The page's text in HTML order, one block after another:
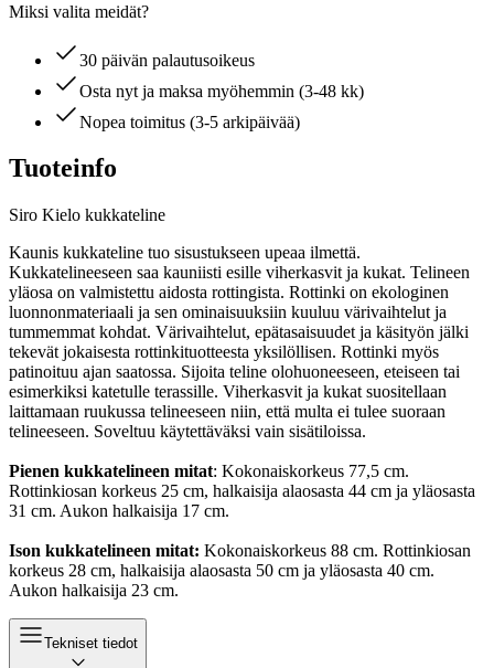
Miksi valita meidät?
30 päivän palautusoikeus
Osta nyt ja maksa myöhemmin (3-48 kk)
Nopea toimitus (3-5 arkipäivää)
Tuoteinfo
Siro Kielo kukkateline
Kaunis kukkateline tuo sisustukseen upeaa ilmettä.
Kukkatelineeseen saa kauniisti esille viherkasvit ja kukat. Telineen
yläosa on valmistettu aidosta rottingista. Rottinki on ekologinen
luonnonmateriaali ja sen ominaisuuksiin kuuluu värivaihtelut ja
tummemmat kohdat. Värivaihtelut, epätasaisuudet ja käsityön jälki
tekevät jokaisesta rottinkituotteesta yksilöllisen. Rottinki myös
patinoituu ajan saatossa. Sijoita teline olohuoneeseen, eteiseen tai
esimerkiksi katetulle terassille. Viherkasvit ja kukat suositellaan
laittamaan ruukussa telineeseen niin, että multa ei tulee suoraan
telineeseen. Soveltuu käytettäväksi vain sisätiloissa.
Pienen kukkatelineen mitat: Kokonaiskorkeus 77,5 cm.
Rottinkiosan korkeus 25 cm, halkaisija alaosasta 44 cm ja yläosasta
31 cm. Aukon halkaisija 17 cm.
Ison kukkatelineen mitat: Kokonaiskorkeus 88 cm. Rottinkiosan
korkeus 28 cm, halkaisija alaosasta 50 cm ja yläosasta 40 cm.
Aukon halkaisija 23 cm.
Tekniset tiedot